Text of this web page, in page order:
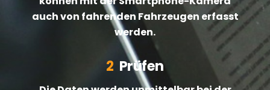
auch von fahrenden Fahrzeugen erfasst
werden.
2 Prüfen